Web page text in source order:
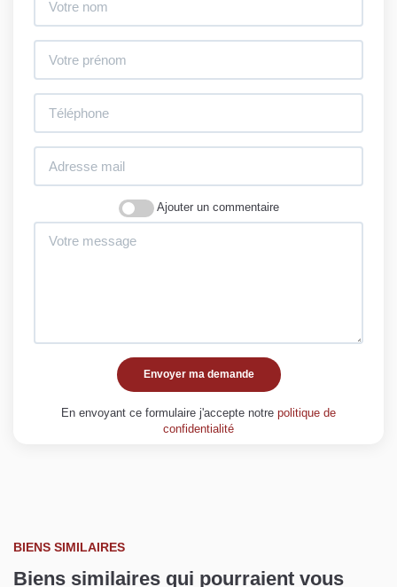
Ajouter un commentaire
Envoyer ma demande
En envoyant ce formulaire j'accepte notre politique de
confidentialité
BIENS SIMILAIRES
Biens similaires qui pourraient vous